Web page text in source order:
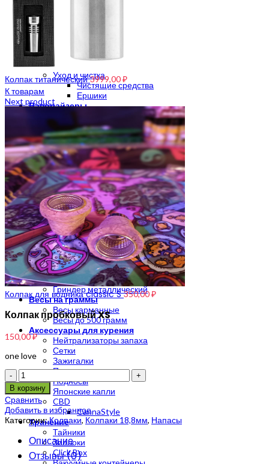
Адаптеры и переходники
Уход и чистка
Чистящие средства
Ершики
Вапорайзеры
Портативные вапорайзеры
Стационарные вапорайзеры
Электронные вапорайзеры
Вапорайзер для масла
Механические вапорайзеры
Аксессуары для вапорайзера
Трубки
Металлические трубки
Трубки ручной работы
Стеклянные трубки
Каменные трубки
Деревянные трубки
Акриловые трубки
Силиконовые трубки
Гриндеры
Гриндер с сеткой
Гриндер пластиковый
Гриндер металлический
Весы на граммы
Весы карманные
Весы до 500 грамм
Аксессуары для курения
Нейтрализаторы запаха
Сетки
Зажигалки
Пепельницы
Подносы
Японские капли
CBD
CannaStyle
Хранение
Тайники
Зиплоки
Click Box
Колпак титанический3999,00₽
К товарам
Next product
Колпак для водника classic S350,00₽
Колпак пробковый XS
150,00₽
one love
Количество
В корзину
Сравнить
Добавить в избранное
Категории:Колпаки, Колпаки 18,8мм, Напасы
Описание
Отзывы (0)